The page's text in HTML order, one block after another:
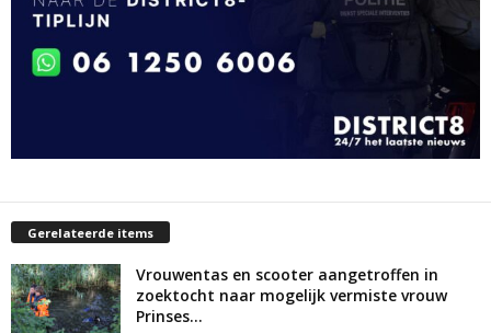
Gerelateerde items
Vrouwentas en scooter aangetroffen in
zoektocht naar mogelijk vermiste vrouw
Prinses...